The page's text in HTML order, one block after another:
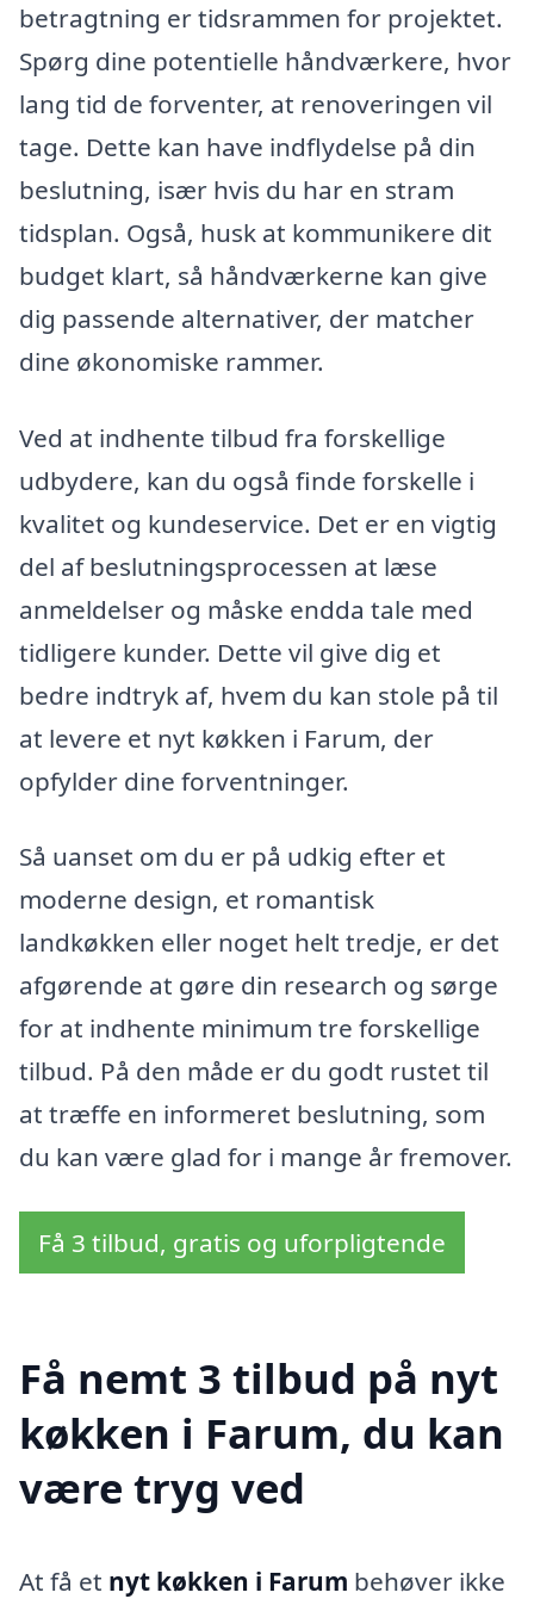
betragtning er tidsrammen for projektet.
Spørg dine potentielle håndværkere, hvor
lang tid de forventer, at renoveringen vil
tage. Dette kan have indflydelse på din
beslutning, især hvis du har en stram
tidsplan. Også, husk at kommunikere dit
budget klart, så håndværkerne kan give
dig passende alternativer, der matcher
dine økonomiske rammer.
Ved at indhente tilbud fra forskellige
udbydere, kan du også finde forskelle i
kvalitet og kundeservice. Det er en vigtig
del af beslutningsprocessen at læse
anmeldelser og måske endda tale med
tidligere kunder. Dette vil give dig et
bedre indtryk af, hvem du kan stole på til
at levere et nyt køkken i Farum, der
opfylder dine forventninger.
Så uanset om du er på udkig efter et
moderne design, et romantisk
landkøkken eller noget helt tredje, er det
afgørende at gøre din research og sørge
for at indhente minimum tre forskellige
tilbud. På den måde er du godt rustet til
at træffe en informeret beslutning, som
du kan være glad for i mange år fremover.
Få 3 tilbud, gratis og uforpligtende
Få nemt 3 tilbud på nyt
køkken i Farum, du kan
være tryg ved
At få et nyt køkken i Farum behøver ikke